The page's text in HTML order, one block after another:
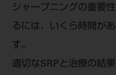
シャープニングの重要
るには、いくら時間が
す。
適切なSRPと治療の結